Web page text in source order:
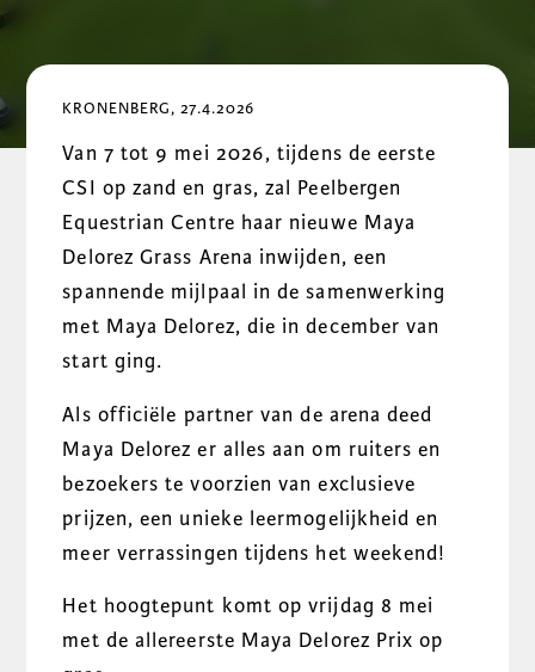
KRONENBERG, 27.4.2026
Van 7 tot 9 mei 2026, tijdens de eerste
CSI op zand en gras, zal Peelbergen
Equestrian Centre haar nieuwe Maya
Delorez Grass Arena inwijden, een
spannende mijlpaal in de samenwerking
met Maya Delorez, die in december van
start ging.
Als officiële partner van de arena deed
Maya Delorez er alles aan om ruiters en
bezoekers te voorzien van exclusieve
prijzen, een unieke leermogelijkheid en
meer verrassingen tijdens het weekend!
Het hoogtepunt komt op vrijdag 8 mei
met de allereerste Maya Delorez Prix op